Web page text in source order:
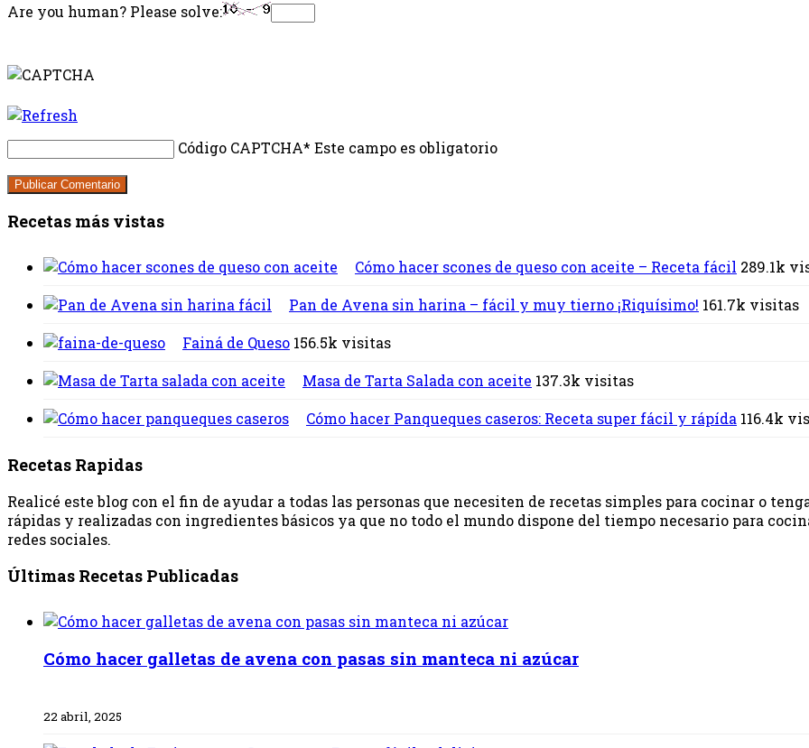
Are you human? Please solve:
Código CAPTCHA* Este campo es obligatorio
Recetas más vistas
Cómo hacer scones de queso con aceite – Receta fácil 289.1k
Pan de Avena sin harina – fácil y muy tierno ¡Riquísimo! 161.7k visitas
Fainá de Queso 156.5k visitas
Masa de Tarta Salada con aceite 137.3k visitas
Cómo hacer Panqueques caseros: Receta super fácil y rápída 116.4k
Recetas Rapidas
Realicé este blog con el fin de ayudar a todas las personas que necesiten de recetas simples para cocinar o
rápidas y realizadas con ingredientes básicos ya que no todo el mundo dispone del tiempo necesario para
redes sociales.
Últimas Recetas Publicadas
Cómo hacer galletas de avena con pasas sin manteca ni azúcar
22 abril, 2025